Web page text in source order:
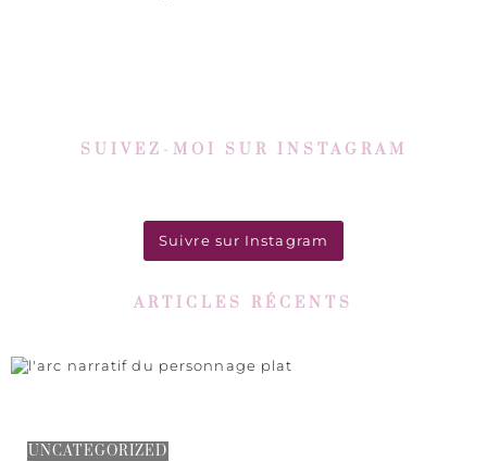
SUIVEZ-MOI SUR INSTAGRAM
Suivre sur Instagram
ARTICLES RÉCENTS
UNCATEGORIZED